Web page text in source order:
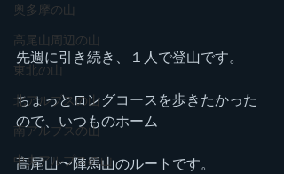
奥多摩の山
高尾山周辺の山
東北の山
北アルプスの山
南アルプスの山
中央アルプスの山
先週に引き続き、１人で登山です。
ちょっとロングコースを歩きたかった
ので、いつものホーム
高尾山〜陣馬山のルートです。